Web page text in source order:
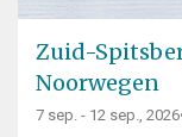
Zuid-
Noorwegen
7 sep. - 12 sep., 2026